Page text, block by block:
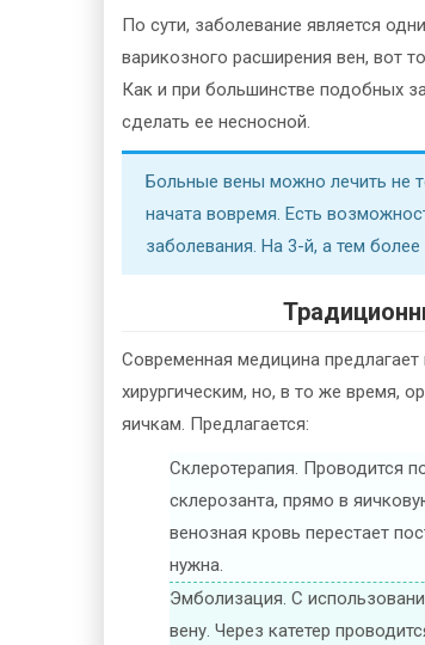
По сути, заболевание является
варикозного расширения вен, вот
Как и при большинстве подобных
сделать ее несносной.
Больные вены можно лечить не
начата вовремя. Есть
заболевания. На 3-й, а тем
Современная медицина
хирургическим, но, в то же время,
яичкам. Предлагается:
Склеротерапия. Проводится
склерозанта, прямо в
венозная кровь перестает
нужна.
Эмболизация. С
вену. Через катетер